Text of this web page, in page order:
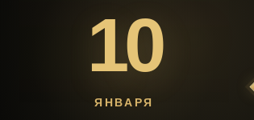
10
ЯНВАРЯ